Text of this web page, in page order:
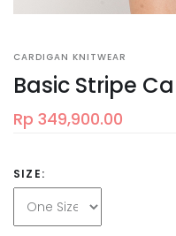
CARDIGAN KNITWEAR
Basic Stripe
Rp 349,900.00
SIZE: